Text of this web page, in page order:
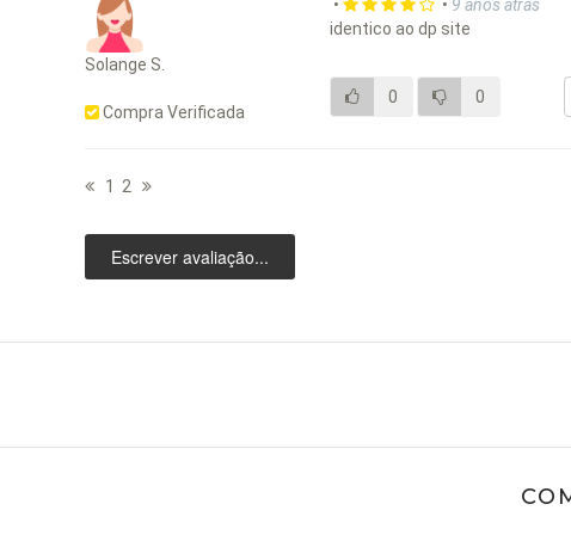
Solange S.
Compra Verificada
• • 9 anos atrás
identico ao dp site
0 0
1 2
Escrever avaliação...